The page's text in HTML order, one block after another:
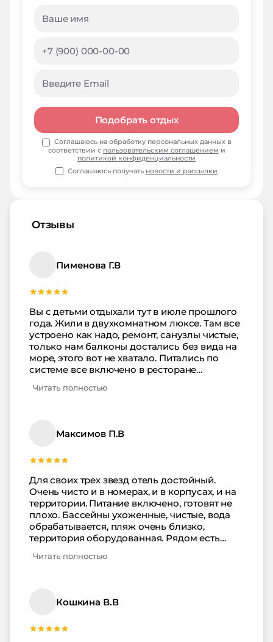
Отзывы
Пименова Г.В
Вы с детьми отдыхали тут в июле прошлого
года. Жили в двухкомнатном люксе. Там все
устроено как надо, ремонт, санузлы чистые,
только нам балконы достались без вида на
море, этого вот не хватало. Питались по
системе все включено в ресторане
разнообразно. Если вдруг хочется чего-то
купить все что угодно. Мы еще в океанариум
и дельфинарий с детьми съездили, тоже
отеля они совсем недалеко. Рекомендуем!
Читать полностью
Максимов П.В
Для своих трех звезд отель достойный.
Очень чисто и в номерах, и в корпусах, и на
территории. Питание включено, готовят не
плохо. Бассейны ухоженные, чистые, вода
обрабатывается, пляж очень близко,
территория оборудованная. Рядом есть
такси долго ехать, плюс экскурсии
Читать полностью
Кошкина В.В
Подобрать отдых
Соглашаюсь на обработку персональных данных в
соответствии с пользовательским соглашением и
политикой конфиденциальности
Соглашаюсь получать новости и рассылки